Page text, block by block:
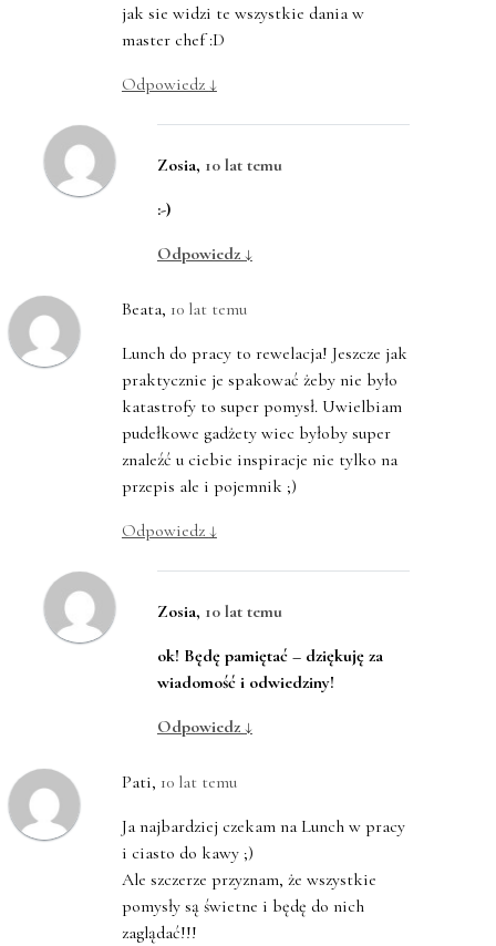
jak sie widzi te wszystkie dania w
master chef :D
Odpowiedz ↓
Zosia, 10 lat temu
:-)
Odpowiedz ↓
Beata, 10 lat temu
Lunch do pracy to rewelacja! Jeszcze jak
praktycznie je spakować żeby nie było
katastrofy to super pomysł. Uwielbiam
pudełkowe gadżety wiec byłoby super
znaleźć u ciebie inspiracje nie tylko na
przepis ale i pojemnik ;)
Odpowiedz ↓
Zosia, 10 lat temu
ok! Będę pamiętać – dziękuję za
wiadomość i odwiedziny!
Odpowiedz ↓
Pati, 10 lat temu
Ja najbardziej czekam na Lunch w pracy
i ciasto do kawy ;)
Ale szczerze przyznam, że wszystkie
pomysły są świetne i będę do nich
zaglądać!!!